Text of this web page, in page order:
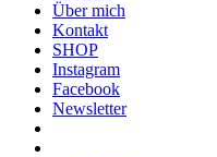
Über mich
Kontakt
SHOP
Instagram
Facebook
Newsletter